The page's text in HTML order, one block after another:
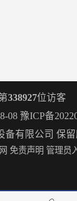
338927位访客
08 豫ICP备
备有限公司 保
免责声明 管理员